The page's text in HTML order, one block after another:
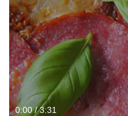
0:00 / 3:31